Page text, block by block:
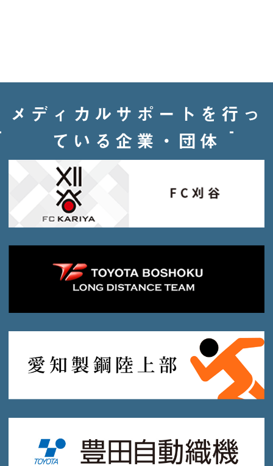
ない場合でも、医師
等を行う場合がござ
います。予めご了承
ください。
メディカルサポートを行っ
ている企業・団体